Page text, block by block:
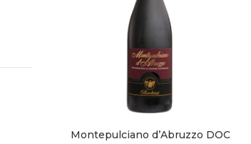
Montepulciano d’Abruzzo DOC